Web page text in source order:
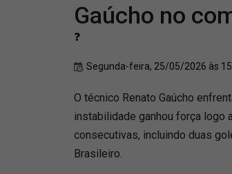
Gaúcho no
❓
Segunda-feira, 25/05/2026 às
O técnico Renato Gaúcho
instabilidade ganhou força logo
consecutivas, incluindo duas
Brasileiro.